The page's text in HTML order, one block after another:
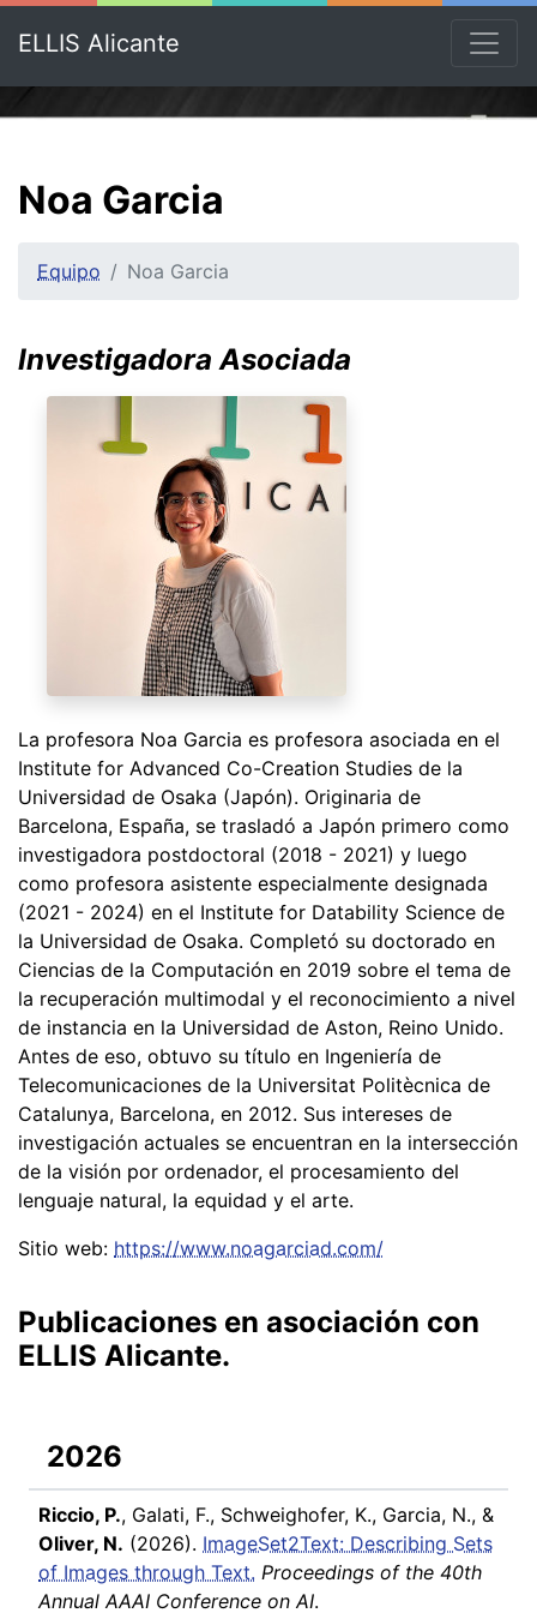
ELLIS Alicante
Noa Garcia
Equipo Noa Garcia
Investigadora Asociada
La profesora Noa Garcia es profesora asociada en el
Institute for Advanced Co-Creation Studies de la
Universidad de Osaka (Japón). Originaria de
Barcelona, España, se trasladó a Japón primero como
investigadora postdoctoral (2018 - 2021) y luego
como profesora asistente especialmente designada
(2021 - 2024) en el Institute for Datability Science de
la Universidad de Osaka. Completó su doctorado en
Ciencias de la Computación en 2019 sobre el tema de
la recuperación multimodal y el reconocimiento a nivel
de instancia en la Universidad de Aston, Reino Unido.
Antes de eso, obtuvo su título en Ingeniería de
Telecomunicaciones de la Universitat Politècnica de
Catalunya, Barcelona, en 2012. Sus intereses de
investigación actuales se encuentran en la intersección
de la visión por ordenador, el procesamiento del
lenguaje natural, la equidad y el arte.
Sitio web: https://www.noagarciad.com/
Publicaciones en asociación con
ELLIS Alicante.
2026
Riccio, P., Galati, F., Schweighofer, K., Garcia, N., &
Oliver, N. (2026). ImageSet2Text: Describing Sets
of Images through Text. Proceedings of the 40th
Annual AAAI Conference on AI.